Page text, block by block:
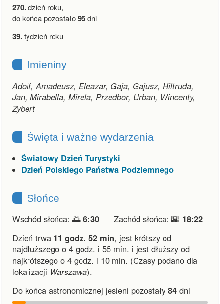
270.dzień roku,
do końca pozostało95dni
39.tydzień roku
Imieniny
Adolf, Amadeusz, Eleazar, Gaja, Gajusz, Hiltruda,
Jan, Mirabella, Mirela, Przedbor, Urban, Wincenty,
Zybert
Święta i ważne wydarzenia
Światowy Dzień Turystyki
Dzień Polskiego Państwa Podziemnego
Słońce
Wschód słońca: 🌅 6:30 Zachód słońca: 🌇 18:22
Dzień trwa 11 godz. 52 min, jest krótszy od
najdłuższego o 4 godz. i 55 min. i jest dłuższy od
najkrótszego o 4 godz. i 10 min. (Czasy podano dla
lokalizacji Warszawa).
Do końca astronomicznej jesieni pozostały 84 dni